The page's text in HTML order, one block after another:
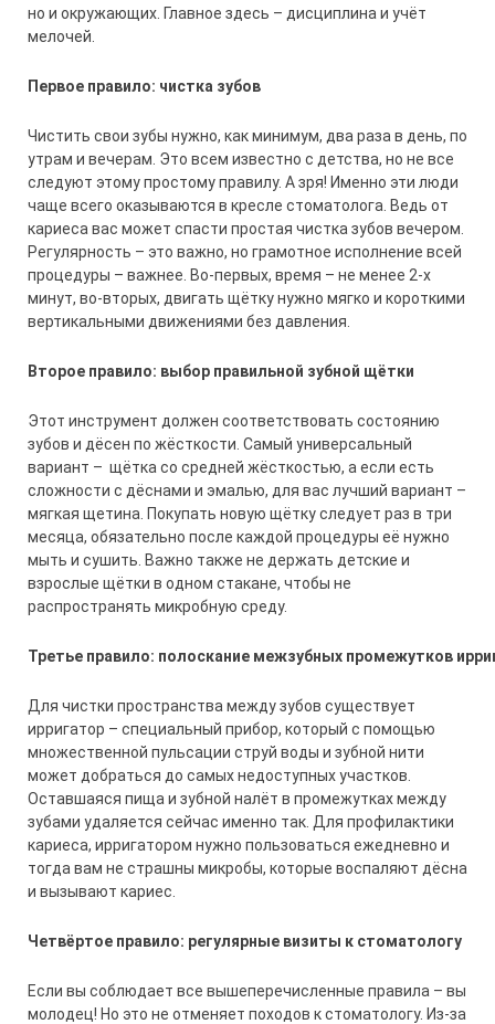
но и окружающих. Главное здесь – дисциплина и учёт
мелочей.
Первое правило: чистка зубов
Чистить свои зубы нужно, как минимум, два раза в день, по
утрам и вечерам. Это всем известно с детства, но не все
следуют этому простому правилу. А зря! Именно эти люди
чаще всего оказываются в кресле стоматолога. Ведь от
кариеса вас может спасти простая чистка зубов вечером.
Регулярность – это важно, но грамотное исполнение всей
процедуры – важнее. Во-первых, время – не менее 2-х
минут, во-вторых, двигать щётку нужно мягко и короткими
вертикальными движениями без давления.
Второе правило: выбор правильной зубной щётки
Этот инструмент должен соответствовать состоянию
зубов и дёсен по жёсткости. Самый универсальный
вариант – щётка со средней жёсткостью, а если есть
сложности с дёснами и эмалью, для вас лучший вариант –
мягкая щетина. Покупать новую щётку следует раз в три
месяца, обязательно после каждой процедуры её нужно
мыть и сушить. Важно также не держать детские и
взрослые щётки в одном стакане, чтобы не
распространять микробную среду.
Третье правило: полоскание межзубных промежутков
Для чистки пространства между зубов существует
ирригатор – специальный прибор, который с помощью
множественной пульсации струй воды и зубной нити
может добраться до самых недоступных участков.
Оставшаяся пища и зубной налёт в промежутках между
зубами удаляется сейчас именно так. Для профилактики
кариеса, ирригатором нужно пользоваться ежедневно и
тогда вам не страшны микробы, которые воспаляют дёсна
и вызывают кариес.
Четвёртое правило: регулярные визиты к стоматологу
Если вы соблюдает все вышеперечисленные правила – вы
молодец! Но это не отменяет походов к стоматологу. Из-за